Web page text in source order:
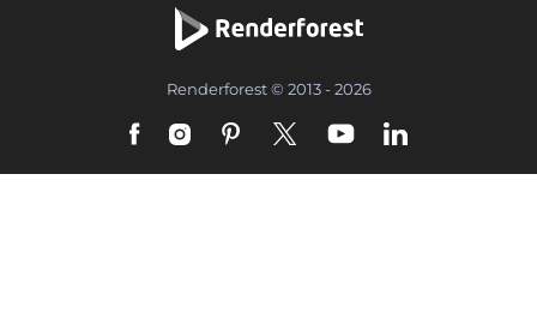
Renderforest © 2013 - 2026